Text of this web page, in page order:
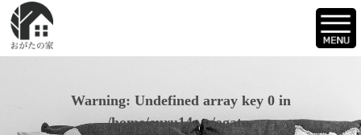
Warning: Undefined array key 0 in
/home/euru14wp/ogata-